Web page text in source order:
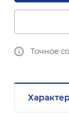
Точное